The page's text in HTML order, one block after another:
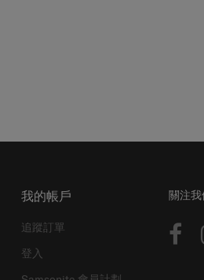
我的帳戶
追蹤訂單
登入
關注我